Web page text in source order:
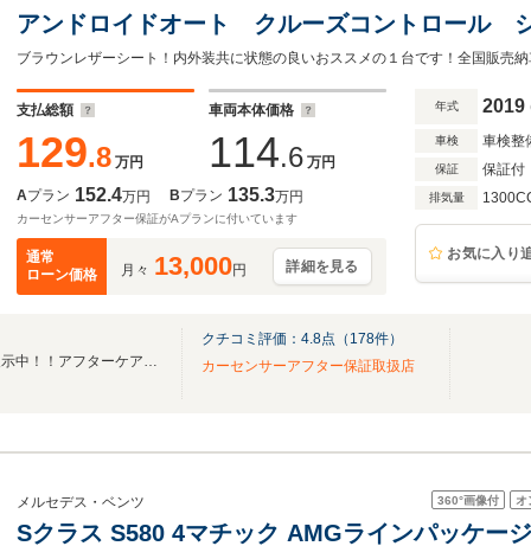
アンドロイドオート クルーズコントロール
タート ETC
支払総額
129.8 万円
車両本体価格
114.6 万円
Aプラン 152.4万円 Bプラン 135.3万円
カーセンサーアフター保証がAプランに付いています
通常
ローン価格
月々 13,000円 詳細を見る
年式 2019
車検 車検整
保証 保証付
排気量
お気に入り
厳選したユーザー買取車両を展示中！！アフターケアもお任せください！
クチコミ評価： 4.8点（ 178件）
カーセンサーアフター保証取扱店
360°画像付 オ
メルセデス・ベンツ
Sクラス S580 4マチック AMGラインパッケー